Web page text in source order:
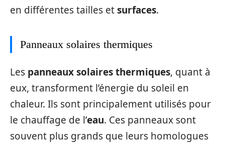
en différentes tailles etsurfaces.
Panneaux solaires thermiques
Les panneaux solaires thermiques, quant à
eux, transforment l’énergie du soleil en
chaleur. Ils sont principalement utilisés pour
le chauffage de l’eau. Ces panneaux sont
souvent plus grands que leurs homologues